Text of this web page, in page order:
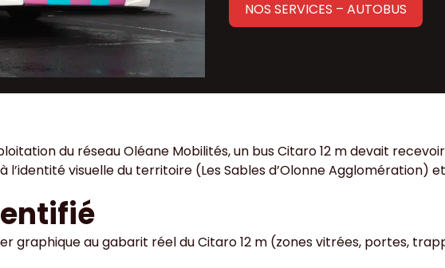
NOS SERVICES – AUTOBUS
du réseau Oléane Mobilités, un bus Citaro 12 m devait
visuelle du territoire (Les Sables d’Olonne Agglomération)
graphique au gabarit réel du Citaro 12 m (zones vitrées, portes,